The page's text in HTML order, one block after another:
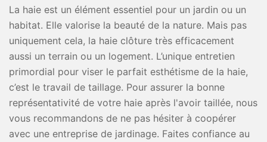
La haie est un élément essentiel pour un jardin ou un
habitat. Elle valorise la beauté de la nature. Mais pas
uniquement cela, la haie clôture très efficacement
aussi un terrain ou un logement. L’unique entretien
primordial pour viser le parfait esthétisme de la haie,
c’est le travail de taillage. Pour assurer la bonne
représentativité de votre haie après l'avoir taillée, nous
vous recommandons de ne pas hésiter à coopérer
avec une entreprise de jardinage. Faites confiance au